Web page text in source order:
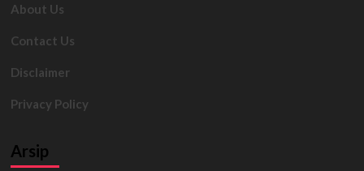
About Us
Contact Us
Disclaimer
Privacy Policy
Arsip